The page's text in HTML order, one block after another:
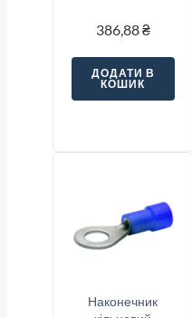
386,88₴
ДОДАТИ В
КОШИК
Наконечник